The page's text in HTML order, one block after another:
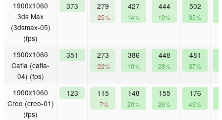
1900x1060
3ds Max
(3dsmax-05)
(fps)
373 279
-25%
427
14%
444
19%
502
35%
1900x1060
Catia (catia-
04) (fps)
351 273
-22%
386
10%
448
28%
481
37%
1900x1060
Creo (creo-01)
(fps)
123 115
-7%
148
20%
155
26%
176
43%